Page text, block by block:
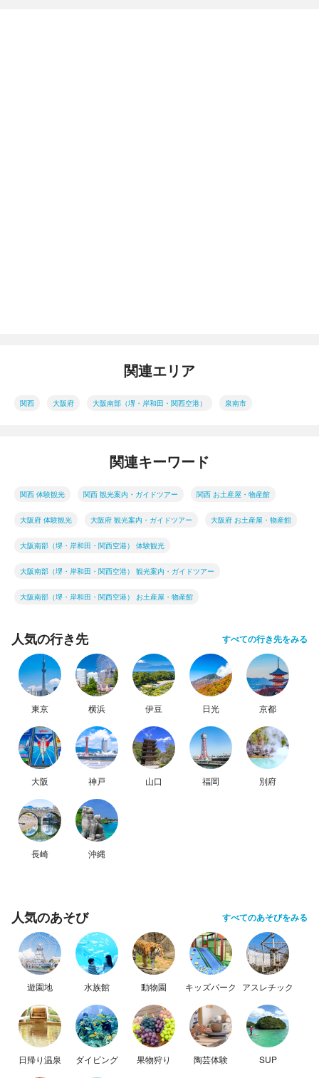
関連エリア
関西 大阪府 大阪南部（堺・岸和田・関西空港） 泉南市
関連キーワード
関西 体験観光 関西 観光案内・ガイドツアー 関西 お土産屋・物産館
大阪府 体験観光 大阪府 観光案内・ガイドツアー 大阪府 お土産屋・物産館
大阪南部（堺・岸和田・関西空港） 体験観光
大阪南部（堺・岸和田・関西空港） 観光案内・ガイドツアー
大阪南部（堺・岸和田・関西空港） お土産屋・物産館
人気の行き先 すべての行き先をみる
東京 横浜 伊豆 日光 京都
大阪 神戸 山口 福岡 別府
長崎 沖縄
人気のあそび すべてのあそびをみる
遊園地 水族館 動物園 キッズパーク アスレチック
日帰り温泉 ダイビング 果物狩り 陶芸体験 SUP